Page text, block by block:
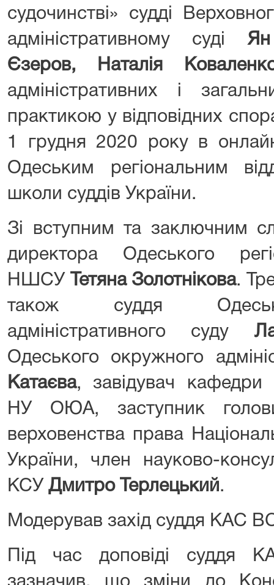
судочинстві» судді
адміністративному суді
Єзеров, Наталія
адміністративних і
практикою у відповідних
1 грудня 2020 року в
Одеським регіональним
школи суддів України.
Зі вступним та заключним
директора Одеського
НШСУ
Тетяна Золотнікова.
також суддя
адміністративного суду
Одеського окружного
Катаєва, завідувач кафедри
НУ ОЮА, заступник
верховенства права
України, член науково-
КСУ Дмитро Терлецький.
Модерував захід суддя КАС
Під час доповіді